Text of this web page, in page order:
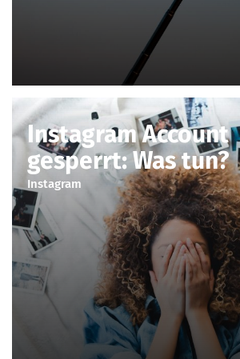
Instagram Account
gesperrt: Was tun?
Instagram